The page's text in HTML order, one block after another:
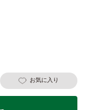
お気に入り